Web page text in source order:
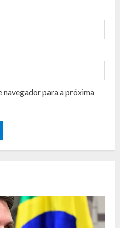
navegador para a próxima